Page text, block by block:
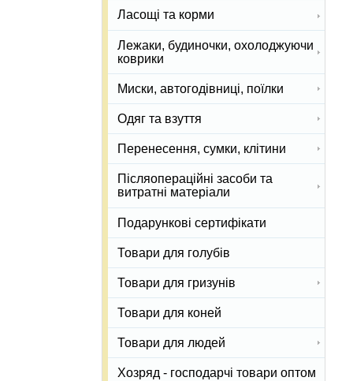
Ласощі та корми
Лежаки, будиночки, охолоджуючи
коврики
Миски, автогодівниці, поїлки
Одяг та взуття
Перенесення, сумки, клітини
Післяопераційні засоби та
витратні матеріали
Подарункові сертифікати
Товари для голубів
Товари для гризунів
Товари для коней
Товари для людей
Хозряд - господарчі товари оптом